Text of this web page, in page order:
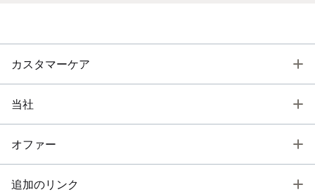
カスタマーケア
当社
オファー
追加のリンク